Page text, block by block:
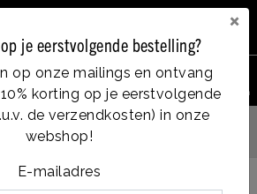
×
je eerstvolgende bestelling?
op onze mailings en ontvang
korting op je eerstvolgende
de verzendkosten) in onze
webshop!
E-mailadres
Vanaf €35, gratis verzending
Menu Verlanglijst Winkelwagen